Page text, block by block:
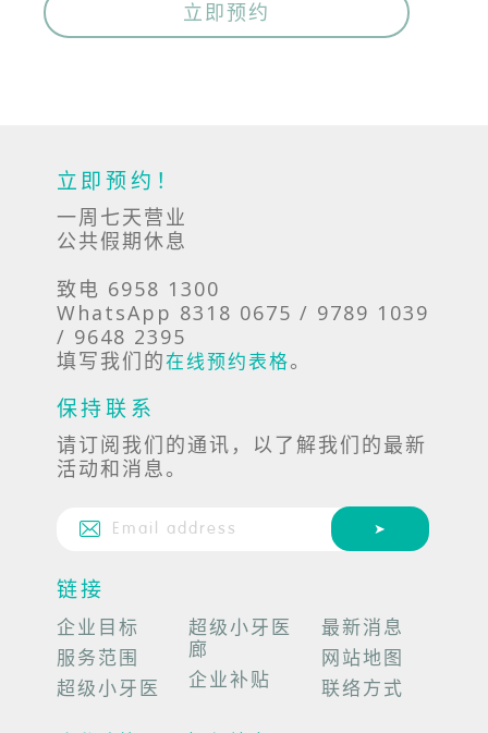
立即预约
立即预约！
一周七天营业
公共假期休息
致电 6958 1300
WhatsApp 8318 0675 / 9789 1039
/ 9648 2395
填写我们的在线预约表格。
保持联系
请订阅我们的通讯，以了解我们的最新
活动和消息。
链接
企业目标
服务范围
超级小牙医
超级小牙医
廊
企业补贴
最新消息
网站地图
联络方式